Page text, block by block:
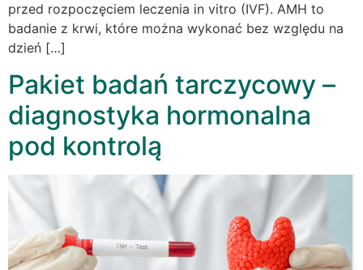
przed rozpoczęciem leczenia in vitro (IVF). AMH to
badanie z krwi, które można wykonać bez względu na
dzień […]
Pakiet badań tarczycowy –
diagnostyka hormonalna
pod kontrolą